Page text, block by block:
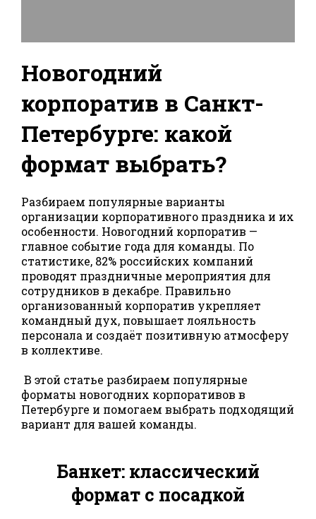
Новогодний
корпоратив в Санкт-
Петербурге: какой
формат выбрать?
Разбираем популярные варианты
организации корпоративного праздника и их
особенности. Новогодний корпоратив —
главное событие года для команды. По
статистике, 82% российских компаний
проводят праздничные мероприятия для
сотрудников в декабре. Правильно
организованный корпоратив укрепляет
командный дух, повышает лояльность
персонала и создаёт позитивную атмосферу
в коллективе.
В этой статье разбираем популярные
форматы новогодних корпоративов в
Петербурге и помогаем выбрать подходящий
вариант для вашей команды.
Банкет: классический
формат с посадкой